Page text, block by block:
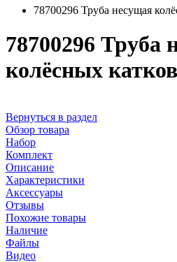
78700296 Труба несущая
78700296 Труба
колёсных
Вернуться в раздел
Обзор товара
Набор
Комплект
Описание
Характеристики
Аксессуары
Отзывы
Похожие товары
Наличие
Файлы
Видео